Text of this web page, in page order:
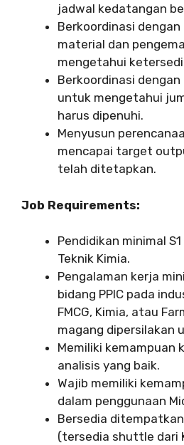
jadwal kedatangan
Berkoordinasi
material dan
mengetahui
Berkoordinasi
untuk mengetahui
harus dipenuhi.
Menyusun
mencapai target
telah ditetapkan.
Job Requirements:
Pendidikan minimal
Teknik Kimia.
Pengalaman kerja
bidang PPIC pada
FMCG, Kimia, atau
magang dipersilakan
Memiliki kemampuan
analisis yang baik.
Wajib memiliki
dalam penggunaan
Bersedia
(tersedia shuttle dari